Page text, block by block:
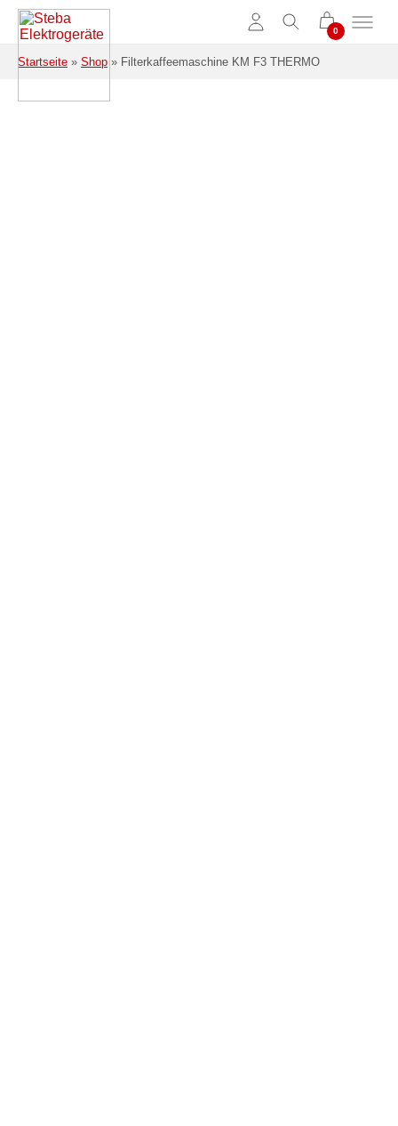
Zum Hauptinhalt springen
Startseite » Shop » Filterkaffeemaschine KM F3 THERMO